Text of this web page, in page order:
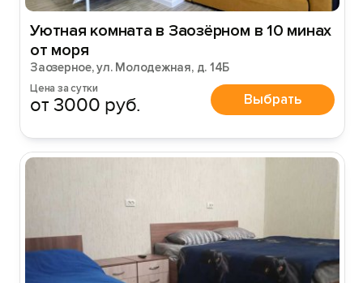
Уютная комната в Зaозёрном в 10 минах
от мoря
Заозерное, ул. Молодежная, д. 14Б
Цена за сутки
от 3000 руб. Выбрать